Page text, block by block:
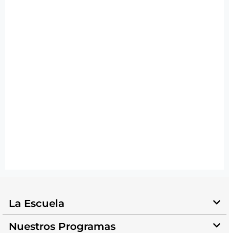
La Escuela
Nuestros Programas